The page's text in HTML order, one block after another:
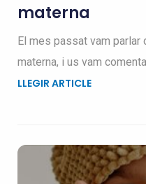
materna
El mes passat vam parlar
materna, i us vam
LLEGIR ARTICLE